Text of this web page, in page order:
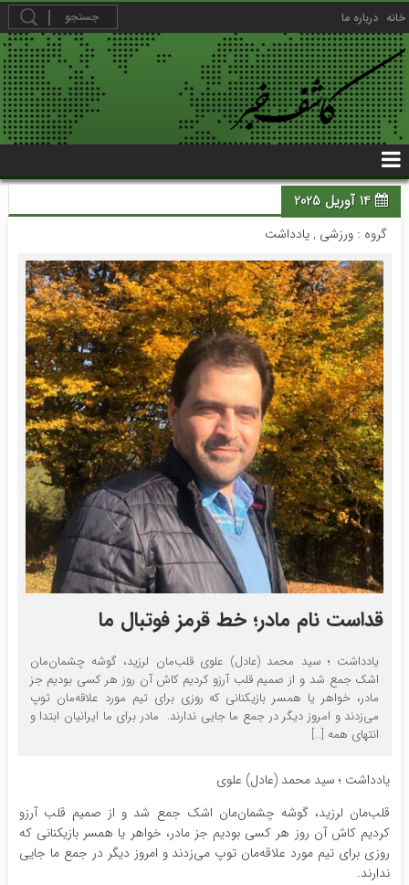
خانه درباره ما
14 آوریل 2025
گروه :ورزشی ,یادداشت
قداست نام مادر؛ خط قرمز فوتبال ما
یادداشت ؛ سید محمد (عادل) علوی قلب‌مان لرزید، گوشه چشمان‌مان
اشک جمع شد و از صمیم قلب آرزو کردیم کاش آن روز هر کسی بودیم جز
مادر، خواهر یا همسر بازیکنانی که روزی برای تیم مورد علاقه‌مان توپ
می‌زدند و امروز دیگر در جمع ما جایی ندارند. مادر برای ما ایرانیان ابتدا و
انتهای همه […]
یادداشت ؛ سید محمد (عادل) علوی
قلب‌مان لرزید، گوشه چشمان‌مان اشک جمع شد و از صمیم قلب آرزو
کردیم کاش آن روز هر کسی بودیم جز مادر، خواهر یا همسر بازیکنانی که
روزی برای تیم مورد علاقه‌مان توپ می‌زدند و امروز دیگر در جمع ما جایی
ندارند.